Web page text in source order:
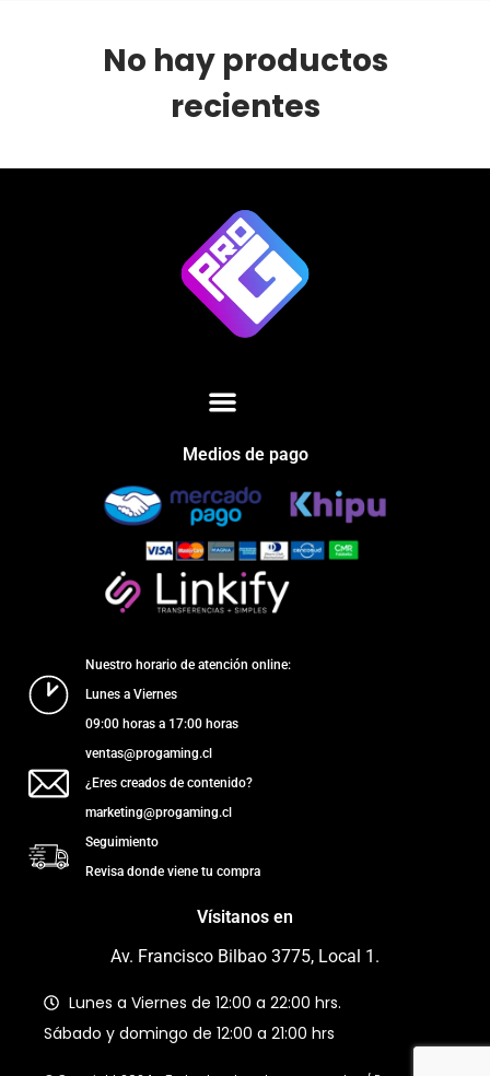
No hay productos
recientes
Medios de pago
Nuestro horario de atención online:
Lunes a Viernes
09:00 horas a 17:00 horas
ventas@progaming.cl
¿Eres creados de contenido?
marketing@progaming.cl
Seguimiento
Revisa donde viene tu compra
Vísitanos en
Av. Francisco Bilbao 3775, Local 1.
Lunes a Viernes de 12:00 a 22:00 hrs.
Sábado y domingo de 12:00 a 21:00 hrs